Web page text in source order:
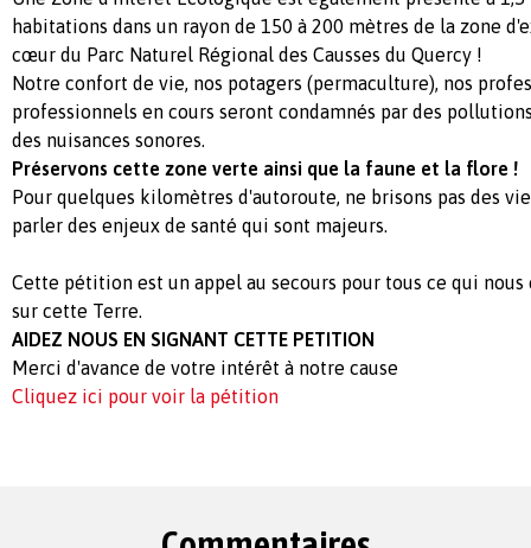
habitations dans un rayon de 150 à 200 mètres de la zone
cœur du Parc Naturel Régional des Causses du Quercy !
Notre confort de vie, nos potagers (permaculture), nos
professionnels en cours seront condamnés par des
des nuisances sonores.
Préservons cette zone verte ainsi que la faune et la flore !
Pour quelques kilomètres d'autoroute, ne brisons pas des
parler des enjeux de santé qui sont majeurs.
Cette pétition est un appel au secours pour tous ce qui
sur cette Terre.
AIDEZ NOUS EN SIGNANT CETTE PETITION
Merci d'avance de votre intérêt à notre cause
Cliquez ici pour voir la pétition